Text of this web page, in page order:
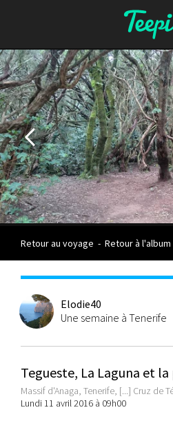
Retour au voyage - Retour à l'album
Elodie40
Une semaine à Tenerife
Tegueste, La Laguna et
Massif d'Anaga, Tenerife, [...] Cruz de
Lundi 11 avril 2016 à 09h00